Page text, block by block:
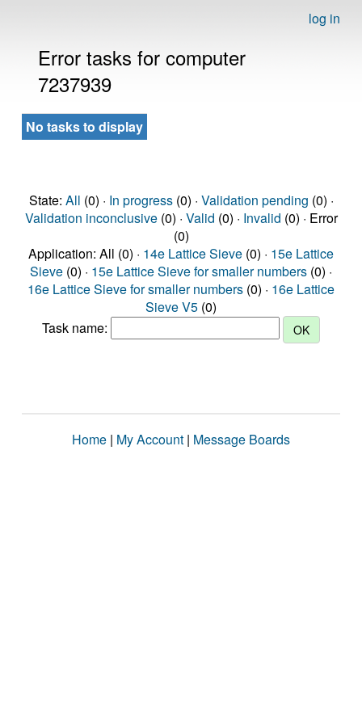
log in
Error tasks for computer
7237939
No tasks to display
State: All (0) · In progress(0) · Validation pending (0) ·
Validation inconclusive(0) · Valid (0) · Invalid (0) · Error
(0)
Application: All (0) · 14e Lattice Sieve (0) · 15e Lattice
Sieve (0) · 15e Lattice Sieve for smaller numbers (0) ·
16e Lattice Sieve for smaller numbers (0) · 16e Lattice
Sieve V5 (0)
Task name:
Home | My Account | Message Boards